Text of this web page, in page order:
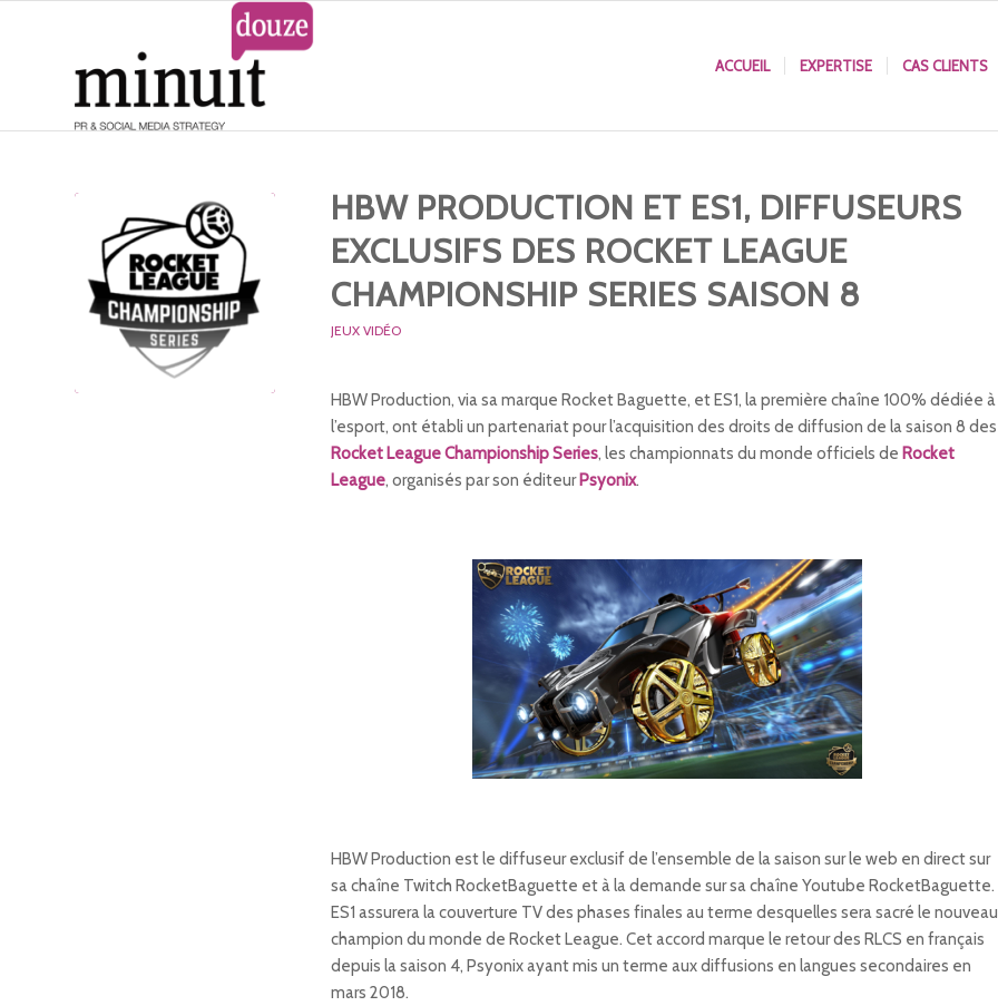
ACCUEIL EXPERTISE CAS CLIENTS
HBW PRODUCTION ET ES1, DIFFUSEURS
EXCLUSIFS DES ROCKET LEAGUE
CHAMPIONSHIP SERIES SAISON 8
JEUX VIDÉO
HBW Production, via sa marque Rocket Baguette, et ES1, la première chaîne 100% dédiée à
l’esport, ont établi un partenariat pour l’acquisition des droits de diffusion de la saison 8 des
Rocket League Championship Series, les championnats du monde officiels de Rocket
League, organisés par son éditeurPsyonix.
HBW Production est le diffuseur exclusif de l’ensemble de la saison sur le web en direct sur
sa chaîne Twitch RocketBaguette et à la demande sur sa chaîne Youtube RocketBaguette.
ES1 assurera la couverture TV des phases finales au terme desquelles sera sacré le nouveau
champion du monde de Rocket League. Cet accord marque le retour des RLCS en français
depuis la saison 4, Psyonix ayant mis un terme aux diffusions en langues secondaires en
mars 2018.